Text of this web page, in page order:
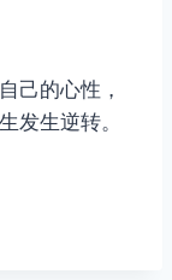
己的心性，
发生逆转。